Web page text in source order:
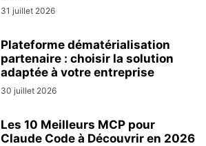
31 juillet 2026
Plateforme dématérialisation
partenaire : choisir la solution
adaptée à votre entreprise
30 juillet 2026
Les 10 Meilleurs MCP pour
Claude Code à Découvrir en 2026